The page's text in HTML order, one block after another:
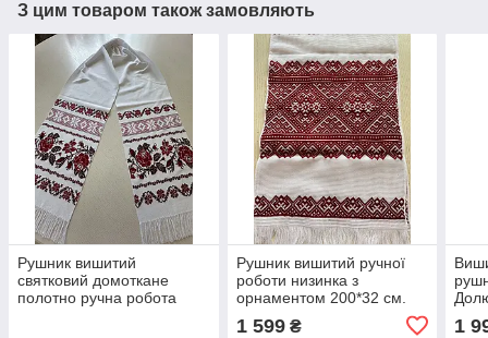
З цим товаром також замовляють
Рушник вишитий
святковий домоткане
полотно ручна робота
Рушник вишитий ручної
роботи низинка з
орнаментом 200*32 см.
1 599₴ 1